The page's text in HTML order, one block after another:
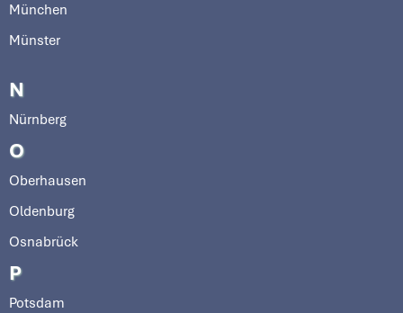
München
Münster
N
Nürnberg
O
Oberhausen
Oldenburg
Osnabrück
P
Potsdam